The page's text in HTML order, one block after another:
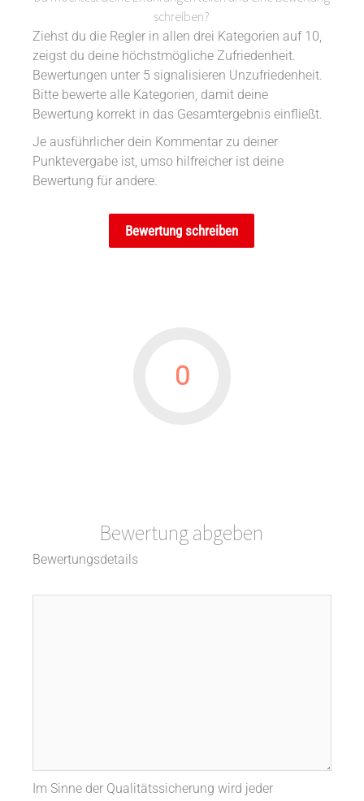
schreiben?
Ziehst du die Regler in allen drei Kategorien auf 10,
zeigst du deine höchstmögliche Zufriedenheit.
Bewertungen unter 5 signalisieren Unzufriedenheit.
Bitte bewerte alle Kategorien, damit deine
Bewertung korrekt in das Gesamtergebnis einfließt.
Je ausführlicher dein Kommentar zu deiner
Punktevergabe ist, umso hilfreicher ist deine
Bewertung für andere.
Bewertung schreiben
0
Bewertung abgeben
Bewertungsdetails
Im Sinne der Qualitätssicherung wird jeder